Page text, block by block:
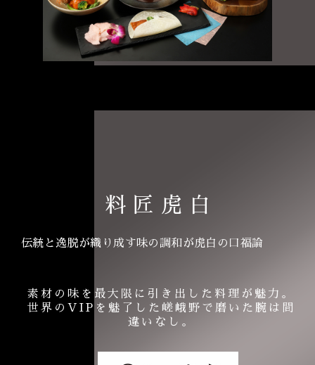
料匠虎白
伝統と逸脱が織り成す味の調和が虎白の口福論
素材の味を最大限に引き出した料理が魅力。
世界のVIPを魅了した嵯峨野で磨いた腕は間
違いなし。